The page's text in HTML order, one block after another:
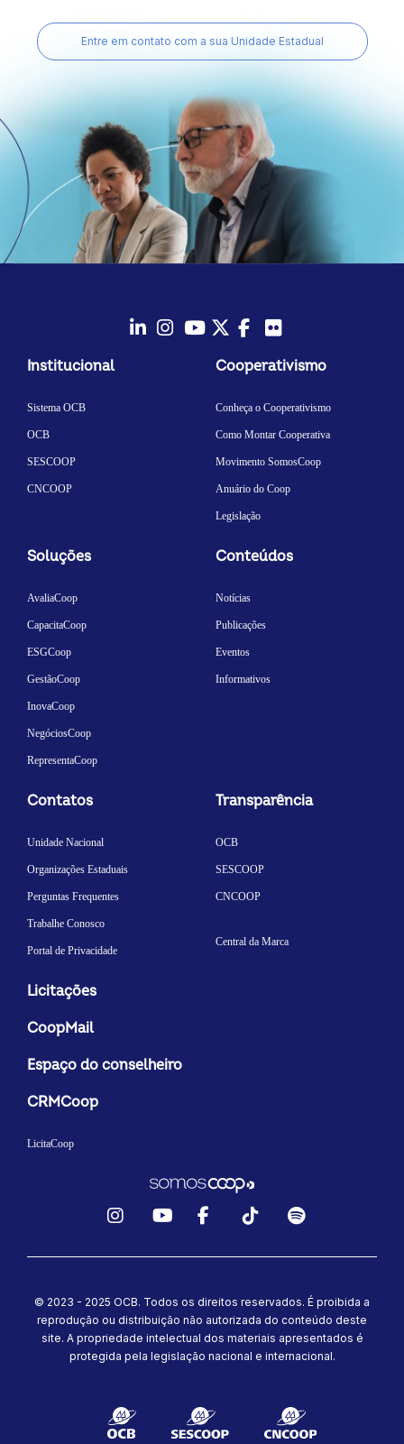
Entre em contato com a sua Unidade Estadual
Instagram
YoutubeTwitter/X
Facebook
Institucional
Sistema OCB
OCB
SESCOOP
CNCOOP
Cooperativismo
Conheça o Cooperativismo
Como Montar Cooperativa
Movimento SomosCoop
Anuário do Coop
Legislação
Soluções
AvaliaCoop
CapacitaCoop
ESGCoop
GestãoCoop
InovaCoop
NegóciosCoop
RepresentaCoop
Conteúdos
Notícias
Publicações
Eventos
Informativos
Contatos
Unidade Nacional
Organizações Estaduais
Perguntas Frequentes
Trabalhe Conosco
Portal de Privacidade
Transparência
OCB
SESCOOP
CNCOOP
Central da Marca
Licitações
CoopMail
Espaço do conselheiro
CRMCoop
LicitaCoop
© 2023 - 2025 OCB. Todos os direitos reservados. É proibida a
reprodução ou distribuição não autorizada do conteúdo deste
site. A propriedade intelectual dos materiais apresentados é
protegida pela legislação nacional e internacional.